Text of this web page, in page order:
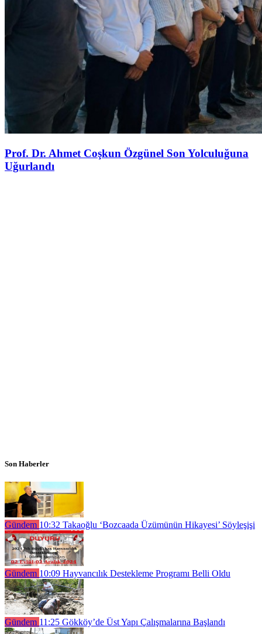
Prof. Dr. Ahmet Coşkun Özgünel Son Yolculuğuna
Uğurlandı
Son Haberler
Gündem 10:32 Takaoğlu ‘Bozcaada Üzümünün Hikayesi’ Söyleşişi
Gündem 10:09 Hayvancılık Destekleme Programı Belli Oldu
Gündem 11:25 Gökköy’de Üst Yapı Çalışmalarına Başlandı